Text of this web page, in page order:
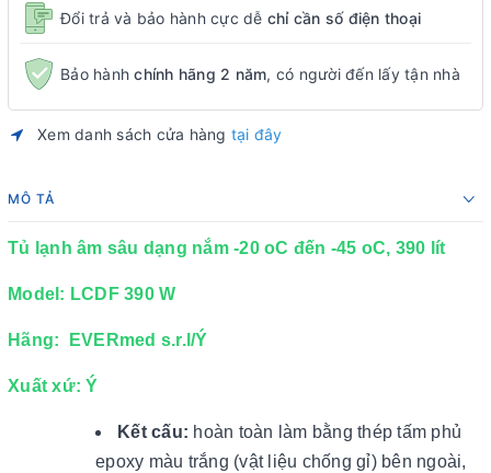
Đổi trả và bảo hành cực dễ chỉ cần số điện thoại
Bảo hànhchính hãng 2 năm, có người đến lấy tận nhà
Xem danh sách cửa hàng tại đây
MÔ TẢ
Tủ lạnh âm sâu dạng nắm -20 oC đến -45 oC, 390 lít
Model: LCDF 390 W
Hãng: EVERmed s.r.l/Ý
Xuất xứ: Ý
Kết cấu: hoàn toàn làm bằng thép tấm phủ
epoxy màu trắng (vật liệu chống gỉ) bên ngoài,